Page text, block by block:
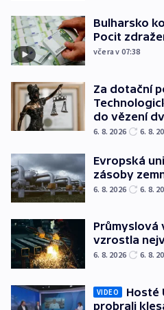
Bulharsko
Pocit
včera v 07:38
Za dotační
do vězení
6. 8. 2026 6. 8.
Evropská
zásoby
6. 8. 2026 6. 8.
Průmyslová
vzrostla
6. 8. 2026 6. 8.
VIDEO
Hosté
probrali